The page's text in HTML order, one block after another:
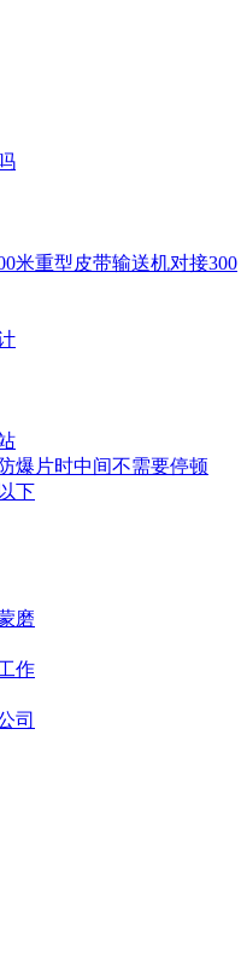
米重型皮带输送机对接300
爆片时中间不需要停顿
下
磨
作
司